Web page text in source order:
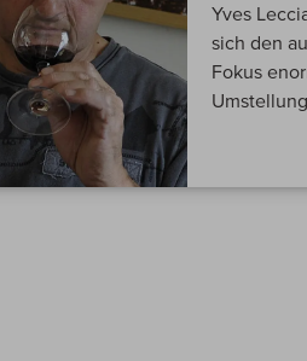
Yves
sich den
Fokus